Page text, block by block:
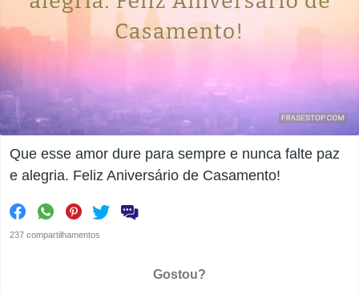
Que esse amor dure para sempre e nunca falte paz
e alegria. Feliz Aniversário de Casamento!
237 compartilhamentos
Gostou?